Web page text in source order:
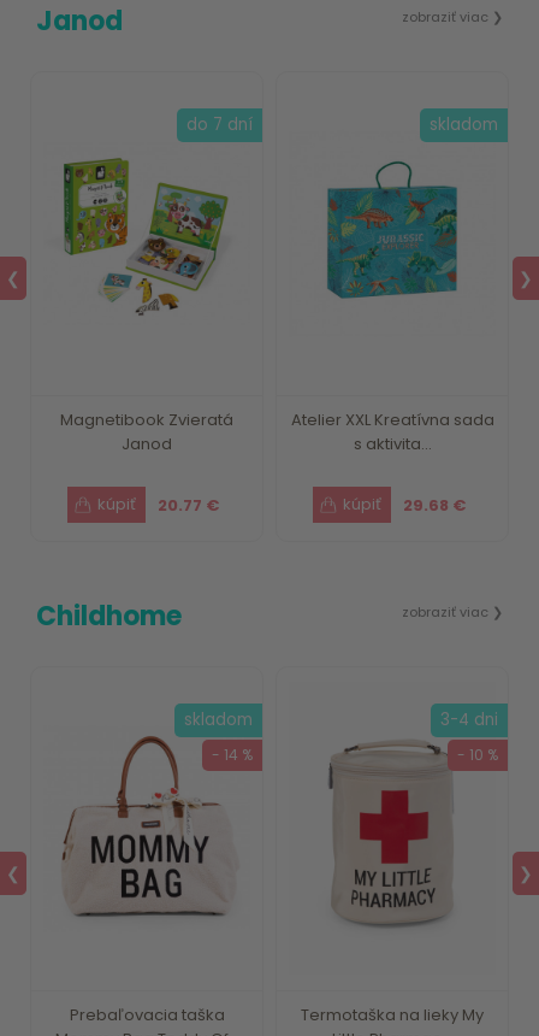
Janod zobraziť viac ❯
❮
Magnetibook Zvieratá
Janod
20.77 €
do 7 dní
Atelier XXL Kreatívna sada
s aktivita...
29.68 €
skladom
❯
Childhome zobraziť viac ❯
❮
Prebaľovacia taška
skladom
- 14 %
Termotaška na lieky My
3-4 dni
- 10 %
❯